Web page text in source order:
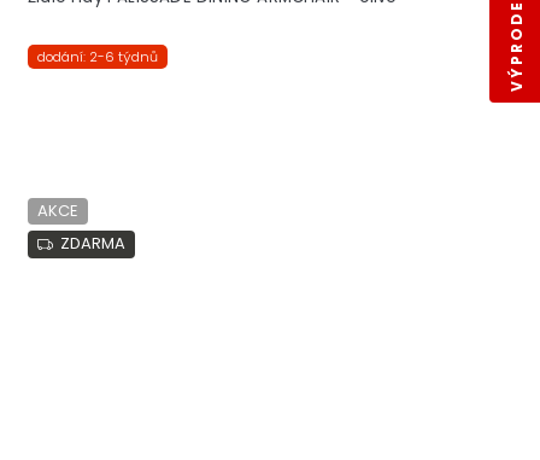
dodání: 2-6 týdnů
AKCE
ZDARMA